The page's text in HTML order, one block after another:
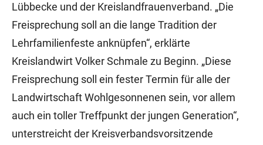
Lübbecke und der Kreislandfrauenverband. „Die
Freisprechung soll an die lange Tradition der
Lehrfamilienfeste anknüpfen“, erklärte
Kreislandwirt Volker Schmale zu Beginn. „Diese
Freisprechung soll ein fester Termin für alle der
Landwirtschaft Wohlgesonnenen sein, vor allem
auch ein toller Treffpunkt der jungen Generation“,
unterstreicht der Kreisverbandsvorsitzende